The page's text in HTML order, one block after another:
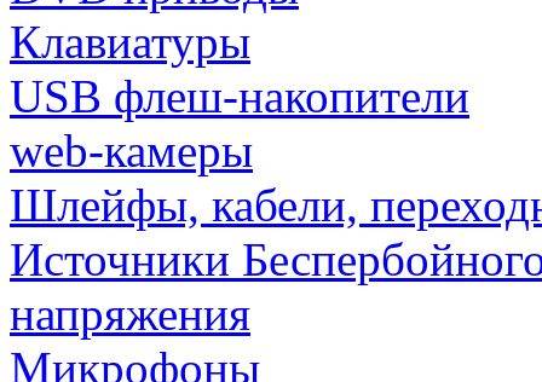
Клавиатуры
USB флеш-накопители
web-камеры
Шлейфы, кабели,
Источники
напряжения
Микрофоны